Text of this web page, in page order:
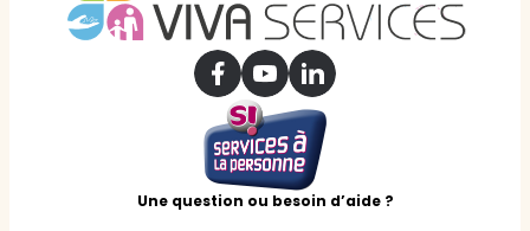
Une question ou besoin d’aide ?